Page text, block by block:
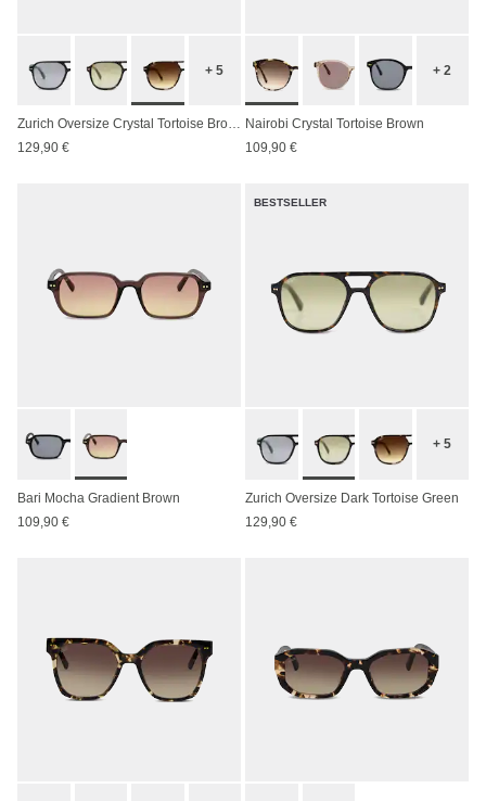
+ 5
Zurich Oversize Crystal Tortoise Brown
129,90 €
+ 2
Nairobi Crystal Tortoise Brown
109,90 €
Bari Mocha Gradient Brown
109,90 €
BESTSELLER
+ 5
Zurich Oversize Dark Tortoise Green
129,90 €